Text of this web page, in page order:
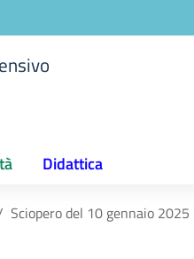
Didattica
Sciopero del 10 gennaio 2025